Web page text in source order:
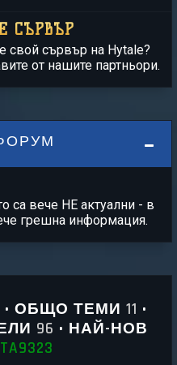
СЪРВЪР
свой сървър на Hytale?
от нашите партньори.
са вече НЕ актуални - в
грешна информация.
• ОБЩО ТЕМИ 11 •
96 • НАЙ-НОВ